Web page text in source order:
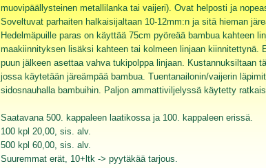
muovipäällysteinen metallilanka tai vaijeri). Ovat helposti ja
Soveltuvat parhaiten halkaisijaltaan 10-12mm:n ja sitä hieman
Hedelmäpuille paras on käyttää 75cm pyöreää bambua kahteen
maakiinnityksen lisäksi kahteen tai kolmeen linjaan kiinnitettynä.
puun jälkeen asettaa vahva tukipolppa linjaan. Kustannuksiltaan
jossa käytetään järeämpää bambua. Tuentanailonin/vaijerin
sidosnauhalla bambuihin. Paljon ammattiviljelyssä käytetty
Saatavana 500. kappaleen laatikossa ja 100. kappaleen erissä.
100 kpl 20,00, sis. alv.
500 kpl 60,00, sis. alv.
Suuremmat erät, 10+ltk -> pyytäkää tarjous.